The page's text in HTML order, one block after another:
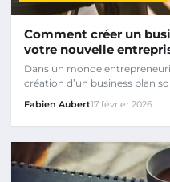
Comment créer un
votre nouvelle
Dans un monde
création d’un business plan
Fabien Aubert17 février 2026